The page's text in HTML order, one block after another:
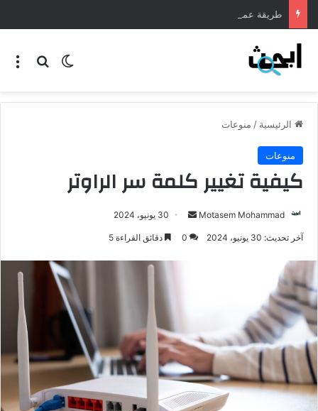
طريقة عمل المنسف الاردني
الرئيسية / منوعات
منوعات
كيفية تغيير كلمة سر الراوتر
Motasem Mohammad 30 يونيو، 2024
آخر تحديث: 30 يونيو، 2024 0 دقائق القراءة 5